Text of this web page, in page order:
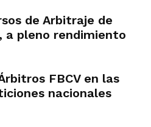
de Arbitraje de
a pleno rendimiento
FBCV en las
nacionales